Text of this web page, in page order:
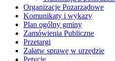
Organizacje Pozarządowe
Komunikaty i wykazy
Plan ogólny gminy
Zamówienia Publiczne
Przetargi
Załatw sprawę w urzędzie